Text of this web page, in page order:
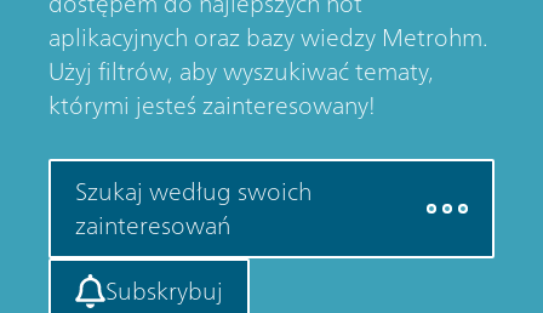
aplikacyjnych oraz bazy wiedzy Metrohm.
Użyj filtrów, aby wyszukiwać tematy,
którymi jesteś zainteresowany!
Szukaj według swoich
zainteresowań
Subskrybuj